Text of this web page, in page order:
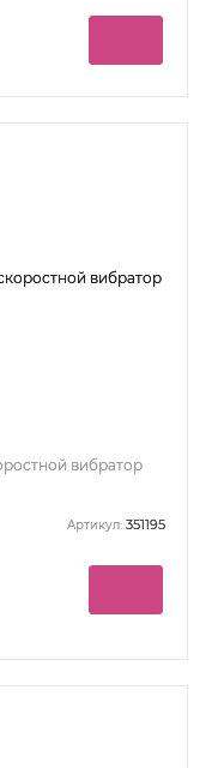
вибратор
Артикул: 351195